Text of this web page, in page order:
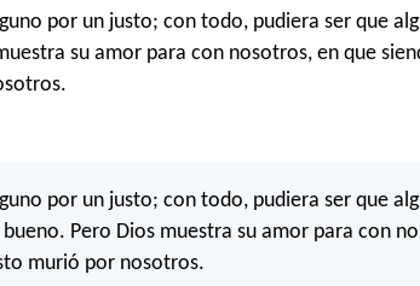
por un justo; con todo, pudiera ser que
su amor para con nosotros, en que
por un justo; con todo, pudiera ser que
Pero Dios muestra su amor para con
murió por nosotros.